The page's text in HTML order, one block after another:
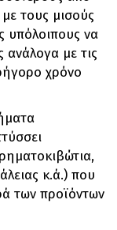
τους μισούς
υπόλοιπους να
ανάλογα με τις
χρόνο
κ.ά.) που
των προϊόντων